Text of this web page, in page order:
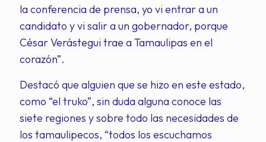
la conferencia de prensa, yo vi entrar a un
candidato y vi salir a un gobernador, porque
César Verástegui trae a Tamaulipas en el
corazón”.
Destacó que alguien que se hizo en este estado,
como “el truko”, sin duda alguna conoce las
siete regiones y sobre todo las necesidades de
los tamaulipecos, “todos los escuchamos